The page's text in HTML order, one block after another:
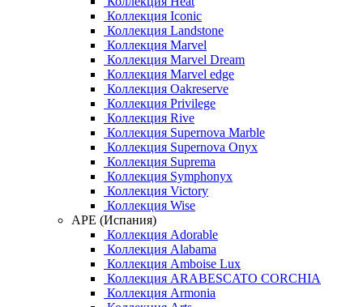
Коллекция Iconic
Коллекция Landstone
Коллекция Marvel
Коллекция Marvel Dream
Коллекция Marvel edge
Коллекция Oakreserve
Коллекция Privilege
Коллекция Rive
Коллекция Supernova Marble
Коллекция Supernova Onyx
Коллекция Suprema
Коллекция Symphonyx
Коллекция Victory
Коллекция Wise
APE (Испания)
Коллекция Adorable
Коллекция Alabama
Коллекция Amboise Lux
Коллекция ARABESCATO CORCHIA
Коллекция Armonia